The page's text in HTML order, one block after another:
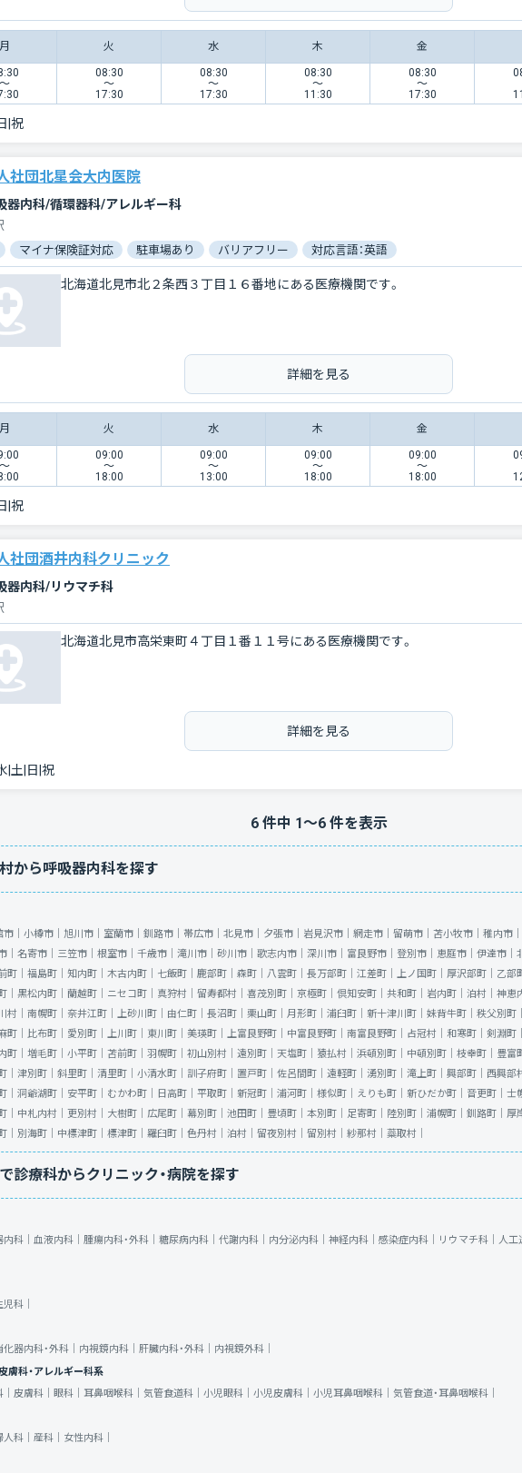
月 火 水 木 金
〜
08:30
〜
17:30
08:30
〜
17:30
08:30
〜
11:30
08:30
〜
17:30
|祝
社団北星会大内医院
器内科/循環器科/アレルギー科
マイナ保険証対応 駐車場あり バリアフリー 対応言語：英語
北海道北見市北２条西３丁目１６番地にある医療機関です。
詳細を見る
月 火 水 木 金
〜
09:00
〜
18:00
09:00
〜
13:00
09:00
〜
18:00
09:00
〜
18:00
|祝
社団酒井内科クリニック
器内科/リウマチ科
北海道北見市高栄東町４丁目１番１１号にある医療機関です。
詳細を見る
|土|日|祝
6件中 1〜6件を表示
から呼吸器内科を探す
｜ 小樽市｜ 旭川市｜ 室蘭市｜ 釧路市｜ 帯広市｜ 北見市｜ 夕張市｜ 岩見沢市｜ 網走市｜ 留萌市｜ 苫小牧市｜ 稚内市｜
｜ 名寄市｜ 三笠市｜ 根室市｜ 千歳市｜ 滝川市｜ 砂川市｜ 歌志内市｜ 深川市｜ 富良野市｜ 登別市｜ 恵庭市｜ 伊達市｜
町｜ 福島町｜ 知内町｜ 木古内町｜ 七飯町｜ 鹿部町｜ 森町｜ 八雲町｜ 長万部町｜ 江差町｜ 上ノ国町｜ 厚沢部町｜ 乙部
｜ 黒松内町｜ 蘭越町｜ ニセコ町｜ 真狩村｜ 留寿都村｜ 喜茂別町｜ 京極町｜ 倶知安町｜ 共和町｜ 岩内町｜ 泊村｜ 神恵
村｜ 南幌町｜ 奈井江町｜ 上砂川町｜ 由仁町｜ 長沼町｜ 栗山町｜ 月形町｜ 浦臼町｜ 新十津川町｜ 妹背牛町｜ 秩父別町
町｜ 比布町｜ 愛別町｜ 上川町｜ 東川町｜ 美瑛町｜ 上富良野町｜ 中富良野町｜ 南富良野町｜ 占冠村｜ 和寒町｜ 剣淵町
町｜ 増毛町｜ 小平町｜ 苫前町｜ 羽幌町｜ 初山別村｜ 遠別町｜ 天塩町｜ 猿払村｜ 浜頓別町｜ 中頓別町｜ 枝幸町｜ 豊富
｜ 津別町｜ 斜里町｜ 清里町｜ 小清水町｜ 訓子府町｜ 置戸町｜ 佐呂間町｜ 遠軽町｜ 湧別町｜ 滝上町｜ 興部町｜ 西興部
｜ 洞爺湖町｜ 安平町｜ むかわ町｜ 日高町｜ 平取町｜ 新冠町｜ 浦河町｜ 様似町｜ えりも町｜ 新ひだか町｜ 音更町｜ 士
｜ 中札内村｜ 更別村｜ 大樹町｜ 広尾町｜ 幕別町｜ 池田町｜ 豊頃町｜ 本別町｜ 足寄町｜ 陸別町｜ 浦幌町｜ 釧路町｜ 厚
｜ 別海町｜ 中標津町｜ 標津町｜ 羅臼町｜ 色丹村｜ 泊村｜ 留夜別村｜ 留別村｜ 紗那村｜ 蘂取村｜
診療科からクリニック・病院を探す
科｜ 血液内科｜ 腫瘍内科・外科｜ 糖尿病内科｜ 代謝内科｜ 内分泌内科｜ 神経内科｜ 感染症内科｜ リウマチ科｜ 人工
科｜
化器内科・外科｜ 内視鏡内科｜ 肝臓内科・外科｜ 内視鏡外科｜
皮膚科・アレルギー科系
皮膚科｜ 眼科｜ 耳鼻咽喉科｜ 気管食道科｜ 小児眼科｜ 小児皮膚科｜ 小児耳鼻咽喉科｜ 気管食道・耳鼻咽喉科｜
人科｜ 産科｜ 女性内科｜